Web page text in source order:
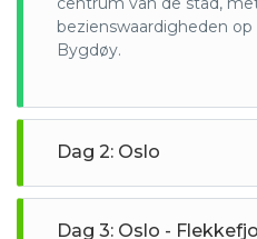
bezienswaardigheden
Bygdøy.
Dag 2: Oslo
Dag 3: Oslo -